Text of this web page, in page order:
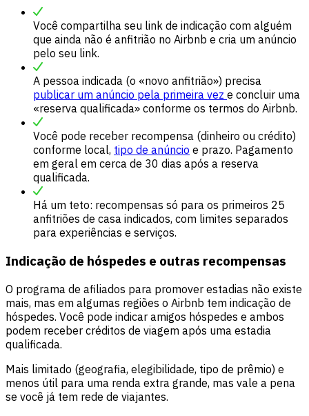
Você compartilha seu link de indicação com alguém
que ainda não é anfitrião no Airbnb e cria um anúncio
pelo seu link.
A pessoa indicada (o «novo anfitrião») precisa
publicar um anúncio pela primeira vez e concluir uma
«reserva qualificada» conforme os termos do Airbnb.
Você pode receber recompensa (dinheiro ou crédito)
conforme local, tipo de anúncio e prazo. Pagamento
em geral em cerca de 30 dias após a reserva
qualificada.
Há um teto: recompensas só para os primeiros 25
anfitriões de casa indicados, com limites separados
para experiências e serviços.
Indicação de hóspedes e outras recompensas
O programa de afiliados para promover estadias não existe
mais, mas em algumas regiões o Airbnb tem indicação de
hóspedes. Você pode indicar amigos hóspedes e ambos
podem receber créditos de viagem após uma estadia
qualificada.
Mais limitado (geografia, elegibilidade, tipo de prêmio) e
menos útil para uma renda extra grande, mas vale a pena
se você já tem rede de viajantes.